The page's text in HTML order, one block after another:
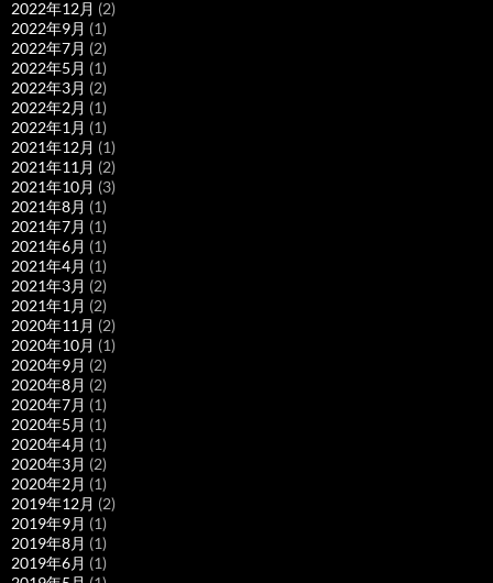
2022年12月 (2)
2022年9月 (1)
2022年7月 (2)
2022年5月 (1)
2022年3月 (2)
2022年2月 (1)
2022年1月 (1)
2021年12月 (1)
2021年11月 (2)
2021年10月 (3)
2021年8月 (1)
2021年7月 (1)
2021年6月 (1)
2021年4月 (1)
2021年3月 (2)
2021年1月 (2)
2020年11月 (2)
2020年10月 (1)
2020年9月 (2)
2020年8月 (2)
2020年7月 (1)
2020年5月 (1)
2020年4月 (1)
2020年3月 (2)
2020年2月 (1)
2019年12月 (2)
2019年9月 (1)
2019年8月 (1)
2019年6月 (1)